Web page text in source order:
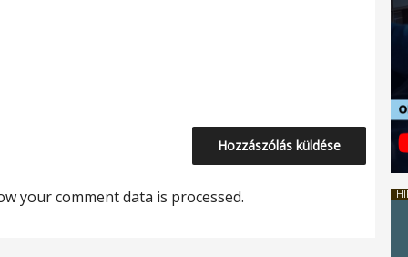
your comment data is processed.